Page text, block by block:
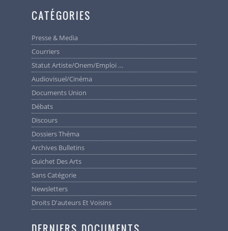
CATÉGORIES
Presse & Media
Courriers
Statut Artiste/Onem/Emploi …
Audiovisuel/cinéma
Documents Union
Débats
Discours
Dossiers Théma
Archives Bulletins
Guichet Des Arts
Sans Catégorie
Newsletters
Droits D'auteurs Et Voisins